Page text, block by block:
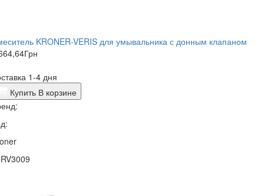
KRONER-VERIS для умывальника с донным клапаном
Грн
1-4 дня
Купить В корзине